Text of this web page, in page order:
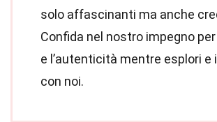
solo affascinanti ma anche
Confida nel nostro impegno
e l’autenticità mentre esplori e
con noi.